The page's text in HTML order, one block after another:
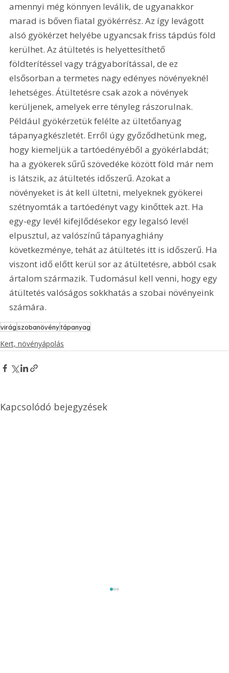
amennyi még könnyen leválik, de ugyanakkor
marad is bőven fiatal gyökérrész. Az így levágott
alsó gyökérzet helyébe ugyancsak friss tápdús föld
kerülhet. Az átültetés is helyettesíthető
földterítéssel vagy trágyaborítással, de ez
elsősorban a termetes nagy edényes növényeknél
lehetséges. Átültetésre csak azok a növények
kerüljenek, amelyek erre tényleg rászorulnak.
Például gyökérzetük felélte az ültetőanyag
tápanyagkészletét. Erről úgy győződhetünk meg,
hogy kiemeljük a tartóedényéből a gyökérlabdát;
ha a gyökerek sűrű szövedéke között föld már nem
is látszik, az átültetés időszerű. Azokat a
növényeket is át kell ültetni, melyeknek gyökerei
szétnyomták a tartóedényt vagy kinőttek azt. Ha
egy-egy levél kifejlődésekor egy legalsó levél
elpusztul, az valószínű tápanyaghiány
következménye, tehát az átültetés itt is időszerű. Ha
viszont idő előtt kerül sor az átültetésre, abból csak
ártalom származik. Tudomásul kell venni, hogy egy
átültetés valóságos sokkhatás a szobai növényeink
számára.
virágszobanövénytápanyag
Kert, növényápolás
Kapcsolódó bejegyzések